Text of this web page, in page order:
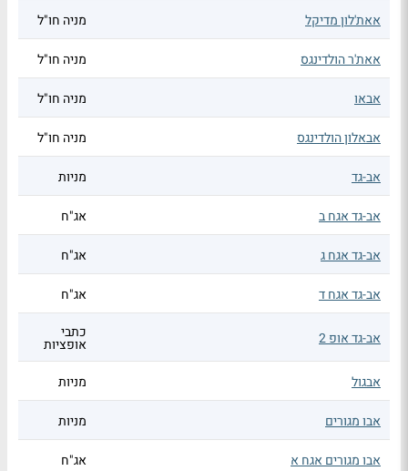
אאת'לון מדיקל מניה חו"ל
אאת'ר הולדינגס מניה חו"ל
אבאו מניה חו"ל
אבאלון הולדינגס מניה חו"ל
אב-גד מניות
אב-גד אגח ב אג"ח
אב-גד אגח ג אג"ח
אב-גד אגח ד אג"ח
אב-גד אופ 2 כתבי
אופציות
אבגול
מניות
אבו מגורים מניות
אבו מגורים אגח א אג"ח